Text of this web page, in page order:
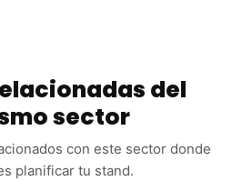
del
sector
con este sector donde
planificar tu stand.